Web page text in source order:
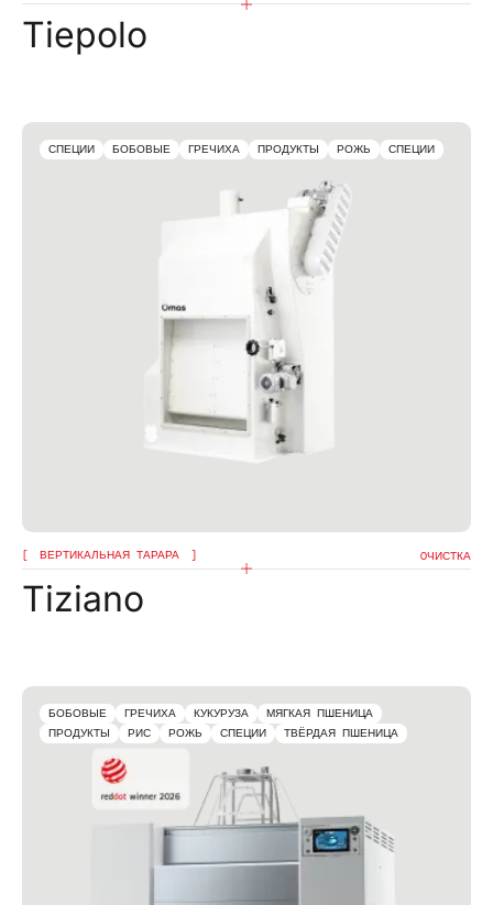
Tiepolo
СПЕЦИИ БОБОВЫЕ ГРЕЧИХА ПРОДУКТЫ РОЖЬ СПЕЦИИ
ВЕРТИКАЛЬНАЯ ТАРАРА OЧИСТКА
Tiziano
БОБОВЫЕ ГРЕЧИХА КУКУРУЗА
МЯГКАЯ ПШЕНИЦА
ПРОДУКТЫ
РИС РОЖЬ СПЕЦИИ ТВЁРДАЯ ПШЕНИЦА